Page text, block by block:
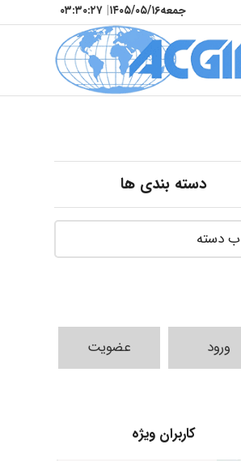
جمعه۱۴۰۵/۰۵/۱۶| ۰۳:۳۰:۲۹
دسته بندی ها
ورود عضویت
کاربران ویژه